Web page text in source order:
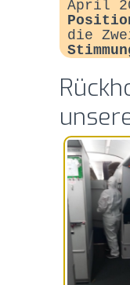
April
die